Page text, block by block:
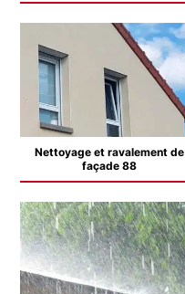
Nettoyage et ravalement de
façade 88